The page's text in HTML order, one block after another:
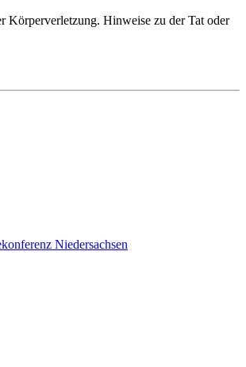
Körperverletzung. Hinweise zu der Tat oder
Niedersachsen